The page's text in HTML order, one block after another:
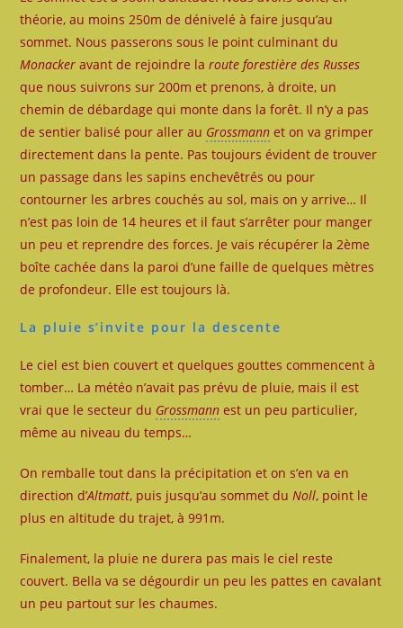
théorie, au moins 250m de dénivelé à faire jusqu’au
sommet. Nous passerons sous le point culminant du
Monacker avant de rejoindre laroute forestière des Russes
que nous suivrons sur 200m et prenons, à droite, un
chemin de débardage qui monte dans la forêt. Il n’y a pas
de sentier balisé pour aller au Grossmann et on va grimper
directement dans la pente. Pas toujours évident de trouver
un passage dans les sapins enchevêtrés ou pour
contourner les arbres couchés au sol, mais on y arrive… Il
n’est pas loin de 14 heures et il faut s’arrêter pour manger
un peu et reprendre des forces. Je vais récupérer la 2ème
boîte cachée dans la paroi d’une faille de quelques mètres
de profondeur. Elle est toujours là.
La pluie s’invite pour la descente
Le ciel est bien couvert et quelques gouttes commencent à
tomber… La météo n’avait pas prévu de pluie, mais il est
vrai que le secteur du Grossmann est un peu particulier,
même au niveau du temps…
On remballe tout dans la précipitation et on s’en va en
direction d’Altmatt, puis jusqu’au sommet duNoll, point le
plus en altitude du trajet, à 991m.
Finalement, la pluie ne durera pas mais le ciel reste
couvert. Bella va se dégourdir un peu les pattes en cavalant
un peu partout sur les chaumes.